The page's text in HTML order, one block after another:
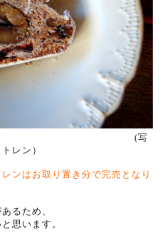
レン）
ンはお取り置き分で完売となり
るため、
思います。